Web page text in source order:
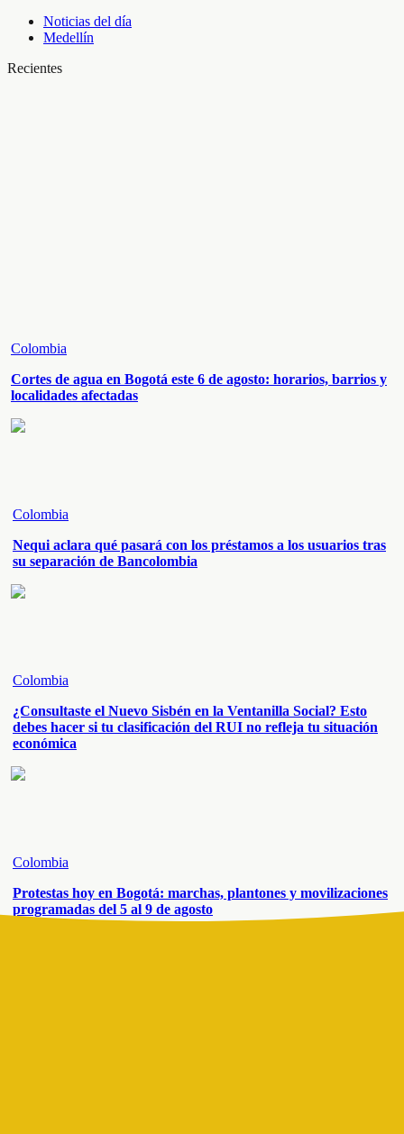
Noticias del día
Medellín
Recientes
Colombia
Cortes de agua en Bogotá este 6 de agosto: horarios, barrios y
localidades afectadas
Colombia
Nequi aclara qué pasará con los préstamos a los usuarios tras
su separación de Bancolombia
Colombia
¿Consultaste el Nuevo Sisbén en la Ventanilla Social? Esto
debes hacer si tu clasificación del RUI no refleja tu situación
económica
Colombia
Protestas hoy en Bogotá: marchas, plantones y movilizaciones
programadas del 5 al 9 de agosto